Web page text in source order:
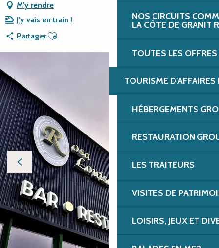
NOS CIRCUITS
LA CÔTE DE GRANIT
TOUTES LES
TOURISME
HÉBERGEMENTS
RESTAURATION
LES TRAITEURS
VISITES DE
LOISIRS, JEUX ET
M'y rendre
J'y vais en train !
PartagerAjouter aux favoris